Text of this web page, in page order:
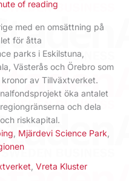
of reading
med en omsättning på
för åtta
parks i Eskilstuna,
Västerås och Örebro som
av Tillväxtverket.
öka antalet
och dela
riskkapital.
Mjärdevi Science Park
Vreta Kluster